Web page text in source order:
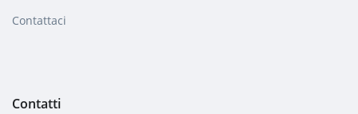
Contattaci
Contatti